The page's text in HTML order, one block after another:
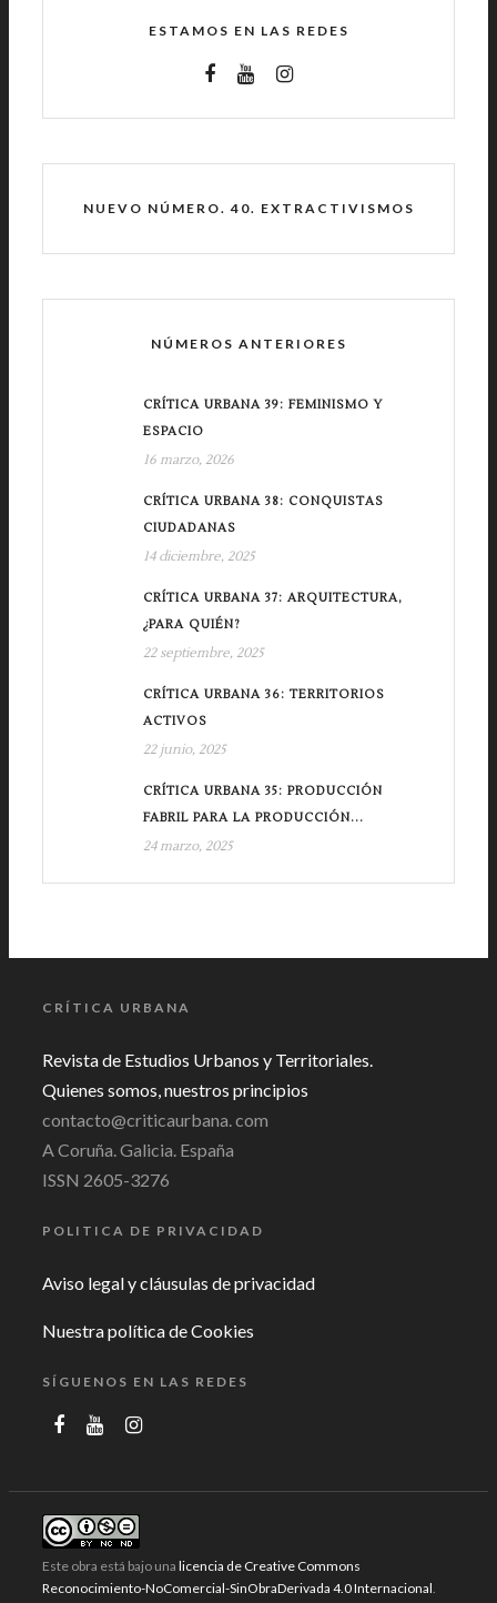
ESTAMOS EN LAS REDES
NUEVO NÚMERO. 40. EXTRACTIVISMOS
NÚMEROS ANTERIORES
CRÍTICA URBANA 39: FEMINISMO Y
ESPACIO
16 marzo, 2026
CRÍTICA URBANA 38: CONQUISTAS
CIUDADANAS
14 diciembre, 2025
CRÍTICA URBANA 37: ARQUITECTURA,
¿PARA QUIÉN?
22 septiembre, 2025
CRÍTICA URBANA 36: TERRITORIOS
ACTIVOS
22 junio, 2025
CRÍTICA URBANA 35: PRODUCCIÓN
FABRIL PARA LA PRODUCCIÓN...
24 marzo, 2025
CRÍTICA URBANA
Revista de Estudios Urbanos y Territoriales.
Quienes somos, nuestros principios
contacto@criticaurbana. com
A Coruña. Galicia. España
ISSN 2605-3276
POLITICA DE PRIVACIDAD
Aviso legal y cláusulas de privacidad
Nuestra política de Cookies
SÍGUENOS EN LAS REDES
Este obra está bajo una licencia de Creative Commons
Reconocimiento-NoComercial-SinObraDerivada 4.0 Internacional.